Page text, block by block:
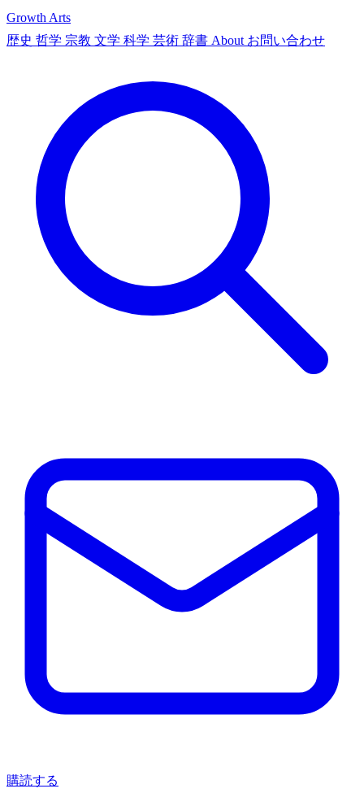
Growth Arts
歴史 哲学 宗教 文学 科学 芸術 辞書 About お問い合わせ
購読する